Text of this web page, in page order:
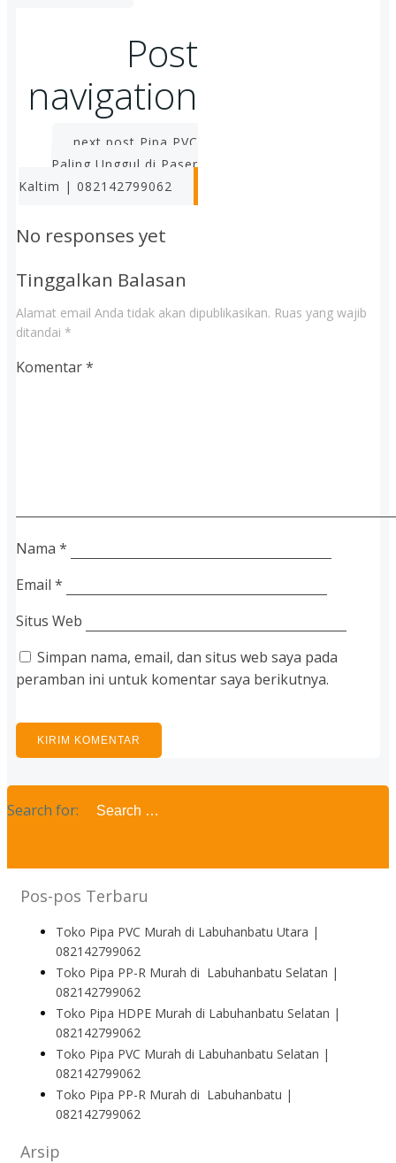
Post
navigation
next post Pipa PVC
Paling Unggul di Paser
Kaltim | 082142799062
No responses yet
Tinggalkan Balasan
Alamat email Anda tidak akan dipublikasikan. Ruas yang wajib
ditandai *
Komentar*
Nama *
Email *
Situs Web
Simpan nama, email, dan situs web saya pada
peramban ini untuk komentar saya berikutnya.
Search for:
Pos-pos Terbaru
Toko Pipa PVC Murah di Labuhanbatu Utara |
082142799062
Toko Pipa PP-R Murah di Labuhanbatu Selatan |
082142799062
Toko Pipa HDPE Murah di Labuhanbatu Selatan |
082142799062
Toko Pipa PVC Murah di Labuhanbatu Selatan |
082142799062
Toko Pipa PP-R Murah di Labuhanbatu |
082142799062
Arsip